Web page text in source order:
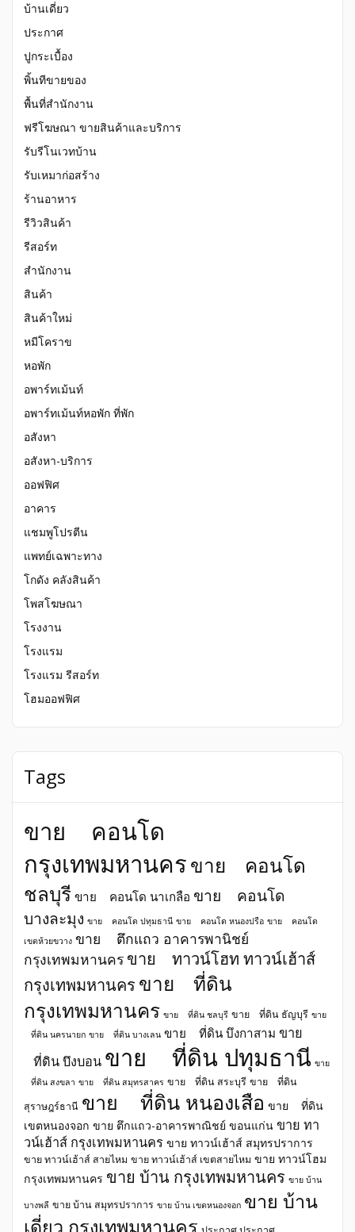
บ้านเดี่ยว
ประกาศ
ปูกระเบื้อง
พิ้นทีขายของ
พื้นที่สำนักงาน
ฟรีโฆษณา ขายสินค้าและบริการ
รับรีโนเวทบ้าน
รับเหมาก่อสร้าง
ร้านอาหาร
รีวิวสินค้า
รีสอร์ท
สำนักงาน
สินค้า
สินค้าใหม่
หมีโคราข
หอพัก
อพาร์ทเม้นท์
อพาร์ทเม้นท์หอพัก ที่พัก
อสังหา
อสังหา-บริการ
ออฟฟิศ
อาคาร
แชมพูโปรตีน
แพทย์เฉพาะทาง
โกดัง คลังสินค้า
โพสโฆษณา
โรงงาน
โรงแรม
โรงแรม รีสอร์ท
โฮมออฟฟิศ
Tags
ขาย คอนโด
กรุงเทพมหานครขาย คอนโด
ชลบุรี ขาย คอนโด นาเกลือ ขาย คอนโด
บางละมุง ขาย คอนโด ปทุมธานี ขาย คอนโด หนองปรือ ขาย คอนโด
เขตห้วยขวาง ขาย ตึกแถว อาคารพานิชย์
กรุงเทพมหานคร ขาย ทาวน์โฮท ทาวน์เฮ้าส์
กรุงเทพมหานคร ขาย ที่ดิน
กรุงเทพมหานคร ขาย ที่ดิน ชลบุรี ขาย ที่ดิน ธัญบุรี ขาย
ที่ดิน นครนายก ขาย ที่ดิน บางเลน ขาย ที่ดิน บึงกาสาม ขาย
ที่ดิน บึงบอน ขาย ที่ดิน ปทุมธานี ขาย
ที่ดิน สงขลา ขาย ที่ดิน สมุทรสาคร ขาย ที่ดิน สระบุรี ขาย ที่ดิน
สุราษฎร์ธานี ขาย ที่ดิน หนองเสือ ขาย ที่ดิน
เขตหนองจอก ขาย ตึกแถว-อาคารพาณิชย์ ขอนแก่น ขาย ทา
วน์เฮ้าส์ กรุงเทพมหานคร ขาย ทาวน์เฮ้าส์ สมุทรปราการ
ขาย ทาวน์เฮ้าส์ สายไหม ขาย ทาวน์เฮ้าส์ เขตสายไหม ขาย ทาวน์โฮม
กรุงเทพมหานคร ขาย บ้าน กรุงเทพมหานคร ขาย บ้าน
บางพลี ขาย บ้าน สมุทรปราการ ขาย บ้าน เขตหนองจอก ขาย บ้าน
เดี่ยว กรุงเทพมหานคร